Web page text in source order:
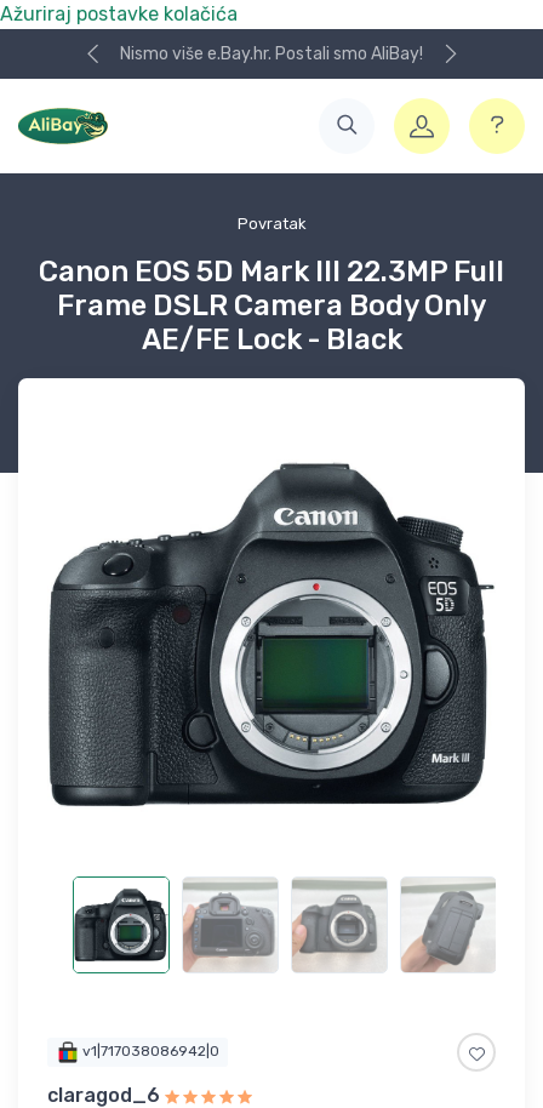
Ažuriraj postavke kolačića
Nismo više e.Bay.hr. Postali smo AliBay!
Povratak
Canon EOS 5D Mark III 22.3MP Full
Frame DSLR Camera Body Only
AE/FE Lock - Black
v1|717038086942|0
claragod_6